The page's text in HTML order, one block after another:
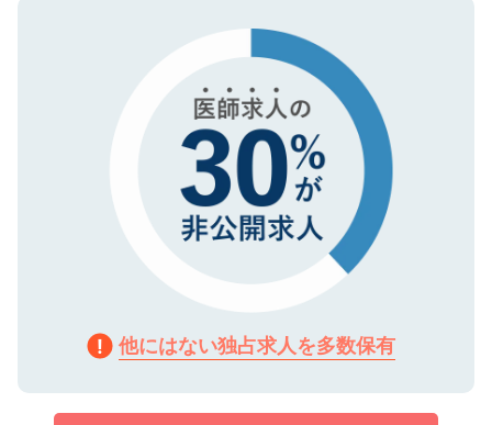
で、機密保持に関してもご安心ください。
他にはない独占求人を多数保有